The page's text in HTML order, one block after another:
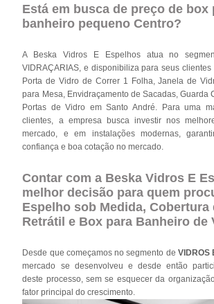
Está em busca de preço de box
banheiro pequeno Centro?
A Beska Vidros E Espelhos atua no
VIDRAÇARIAS, e disponibiliza para seus
Porta de Vidro de Correr 1 Folha, Janela de
para Mesa, Envidraçamento de Sacadas, Guarda
Portas de Vidro em Santo André. Para uma
clientes, a empresa busca investir nos
mercado, e em instalações modernas,
confiança e boa cotação no mercado.
Contar com a Beska Vidros E
melhor decisão para quem
Espelho sob Medida, Cobertura
Retrátil e Box para Banheiro de
Desde que começamos no segmento de VIDROS
mercado se desenvolveu e desde então
deste processo, sem se esquecer da
fator principal do crescimento.